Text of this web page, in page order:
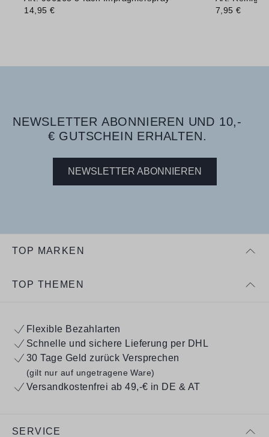
14,95 €
7,95 €
NEWSLETTER ABONNIEREN UND 10,-
€ GUTSCHEIN ERHALTEN.
NEWSLETTER ABONNIEREN
TOP MARKEN
TOP THEMEN
Flexible Bezahlarten
Schnelle und sichere Lieferung per DHL
30 Tage Geld zurück Versprechen
(gilt nur auf ungetragene Ware)
Versandkostenfrei ab 49,-€ in DE & AT
SERVICE